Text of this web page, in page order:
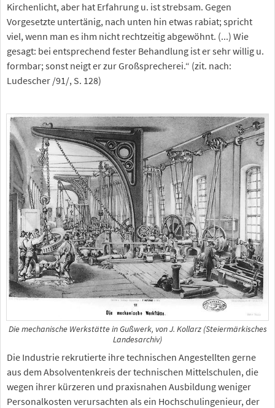
Kirchenlicht, aber hat Erfahrung u. ist strebsam. Gegen
Vorgesetzte untertänig, nach unten hin etwas rabiat; spricht
viel, wenn man es ihm nicht rechtzeitig abgewöhnt. (...) Wie
gesagt: bei entsprechend fester Behandlung ist er sehr willig u.
formbar; sonst neigt er zur Großsprecherei.“ (zit. nach:
Ludescher /91/, S. 128)
Die mechanische Werkstätte in Gußwerk, von J. Kollarz (Steiermärkisches
Landesarchiv)
Die Industrie rekrutierte ihre technischen Angestellten gerne
aus dem Absolventenkreis der technischen Mittelschulen, die
wegen ihrer kürzeren und praxisnahen Ausbildung weniger
Personalkosten verursachten als ein Hochschulingenieur, der